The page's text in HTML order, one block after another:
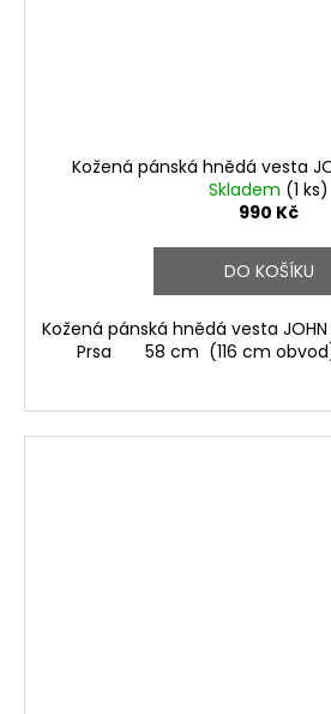
Kožená pánská hnědá vesta
Skladem (1 ks)
990 Kč
DO KOŠÍKU
Kožená pánská hnědá vesta JOHN
Prsa 58 cm (116 cm